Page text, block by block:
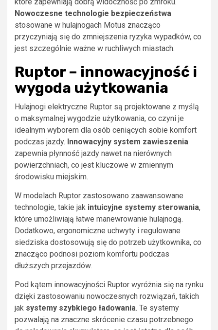
Nowoczesne technologie bezpieczeństwa
stosowane w hulajnogach Motus znacząco
przyczyniają się do zmniejszenia ryzyka wypadków, co
jest szczególnie ważne w ruchliwych miastach.
Ruptor – innowacyjność i
wygoda użytkowania
Hulajnogi elektryczne Ruptor są projektowane z myślą
o maksymalnej wygodzie użytkowania, co czyni je
idealnym wyborem dla osób ceniących sobie komfort
podczas jazdy. Innowacyjny system zawieszenia
zapewnia płynność jazdy nawet na nierównych
powierzchniach, co jest kluczowe w zmiennym
środowisku miejskim.
W modelach Ruptor zastosowano zaawansowane
technologie, takie jak intuicyjne systemy sterowania,
które umożliwiają łatwe manewrowanie hulajnogą.
Dodatkowo, ergonomiczne uchwyty i regulowane
siedziska dostosowują się do potrzeb użytkownika, co
znacząco podnosi poziom komfortu podczas
dłuższych przejazdów.
Pod kątem innowacyjności Ruptor wyróżnia się na rynku
dzięki zastosowaniu nowoczesnych rozwiązań, takich
jak systemy szybkiego ładowania. Te systemy
pozwalają na znaczne skrócenie czasu potrzebnego